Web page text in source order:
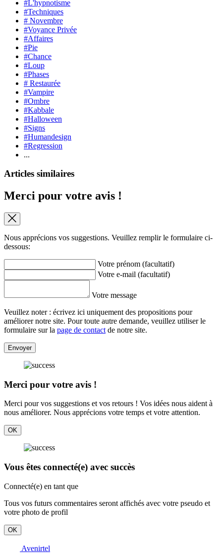
#L'hypnotisme
#Techniques
# Novembre
#Voyance Privée
#Affaires
#Pie
#Chance
#Loup
#Phases
# Restaurée
#Vampire
#Ombre
#Kabbale
#Halloween
#Signs
#Humandesign
#Regression
...
Articles similaires
Merci pour votre avis !
Nous apprécions vos suggestions. Veuillez remplir le formulaire ci-
dessous:
Votre prénom (facultatif)
Votre e-mail (facultatif)
Votre message
Veuillez noter : écrivez ici uniquement des propositions pour
améliorer notre site. Pour toute autre demande, veuillez utiliser le
formulaire sur la page de contact de notre site.
Envoyer
Merci pour votre avis !
Merci pour vos suggestions et vos retours ! Vos idées nous aident à
nous améliorer. Nous apprécions votre temps et votre attention.
OK
Vous êtes connecté(e) avec succès
Connecté(e) en tant que
Tous vos futurs commentaires seront affichés avec votre pseudo et
votre photo de profil
OK
Avenirtel